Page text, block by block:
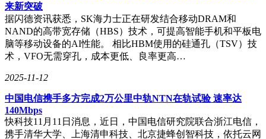
来新突破
据闪德资讯获悉，SK海力士正在研发结合移动DRAM和
NAND的高带宽存储（HBS）技术，可提高智能手机和平板电
脑等移动设备的AI性能。 相比HBM使用的硅通孔（TSV）技
术，VFO无需穿孔，成本更低、良率更高…
2025-11-12
中国电信携手多方完成2万公里中轨NTN在轨试验 速率达
140Mbps
快科技11月11日消息，近日，中国电信研究院联合浙江电信，
携手清华大学、上海清申科技、北京捷蜂创智科技，依托云网